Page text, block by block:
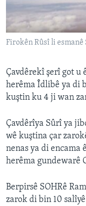
ÇAND Û HUNER
SERNIVÎS
SORANÎ
Learning English
FOLLOW US
Zimanên Din
Firokên Rûsî li
Çavdêrekî şerî got u
herêma Îdlibê ya di
kuştin ku 4 ji wan
Çavdêrîya Sûrî ya
wê kuştina çar
nenas ya di encama
herêma gundewarê
Berpirsê SOHRê
zarok di bin 10